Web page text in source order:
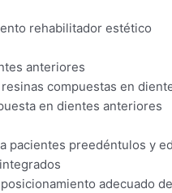
rehabilitador estético
anteriores
compuestas en
en dientes anteriores
pacientes preedéntulos y
adecuado